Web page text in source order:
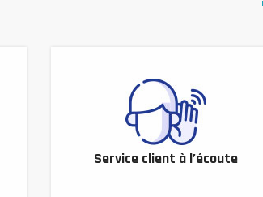
Service client à l’écoute